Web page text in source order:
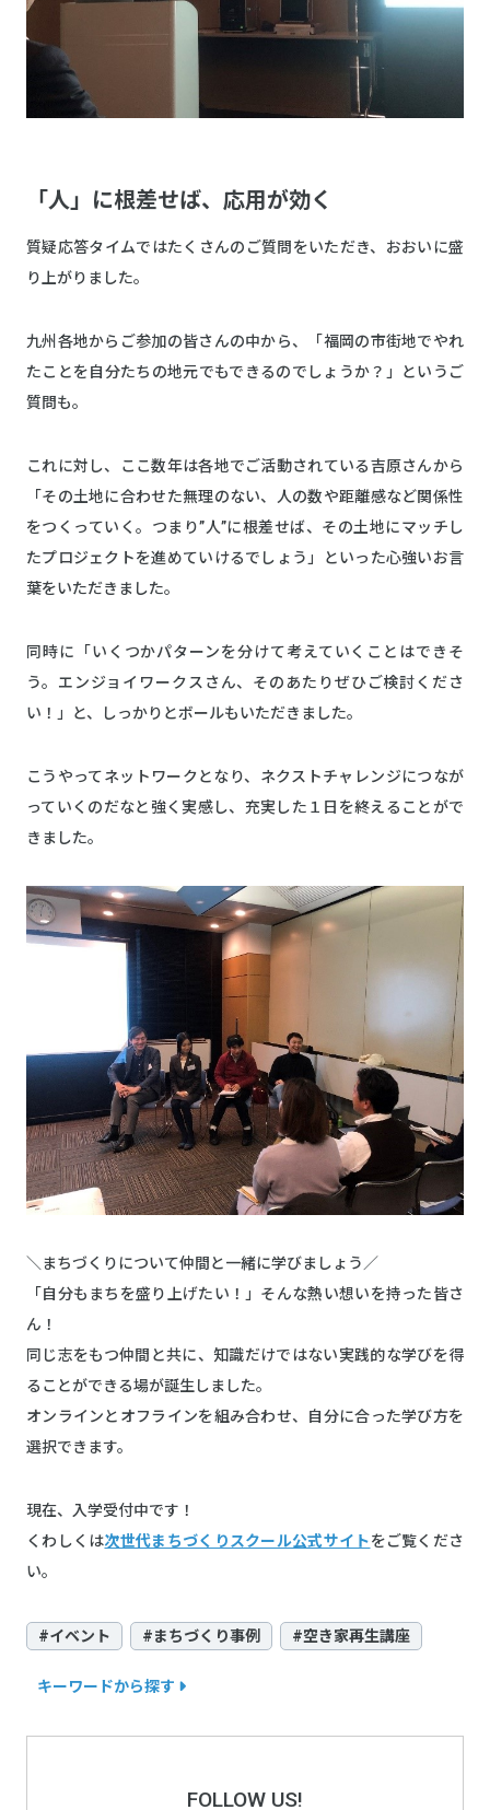
「人」に根差せば、応用が効く
質疑応答タイムではたくさんのご質問をいただき、おおいに盛
り上がりました。
九州各地からご参加の皆さんの中から、「福岡の市街地でやれ
たことを自分たちの地元でもできるのでしょうか？」というご
質問も。
これに対し、ここ数年は各地でご活動されている吉原さんから
「その土地に合わせた無理のない、人の数や距離感など関係性
をつくっていく。つまり”人”に根差せば、その土地にマッチし
たプロジェクトを進めていけるでしょう」といった心強いお言
葉をいただきました。
同時に「いくつかパターンを分けて考えていくことはできそ
う。エンジョイワークスさん、そのあたりぜひご検討くださ
い！」と、しっかりとボールもいただきました。
こうやってネットワークとなり、ネクストチャレンジにつなが
っていくのだなと強く実感し、充実した１日を終えることがで
きました。
＼まちづくりについて仲間と一緒に学びましょう／
「自分もまちを盛り上げたい！」そんな熱い想いを持った皆さ
ん！
同じ志をもつ仲間と共に、知識だけではない実践的な学びを得
ることができる場が誕生しました。
オンラインとオフラインを組み合わせ、自分に合った学び方を
選択できます。
現在、入学受付中です！
くわしくは次世代まちづくりスクール公式サイトをご覧くださ
い。
#イベント #まちづくり事例 #空き家再生講座
キーワードから探す
FOLLOW US!